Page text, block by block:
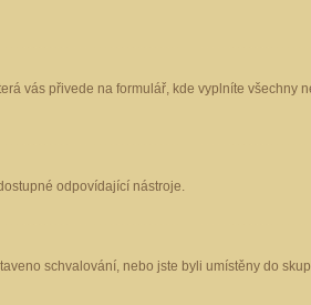
vás přivede na formulář, kde vyplníte všechny
odpovídající nástroje.
schvalování, nebo jste byli umístěny do